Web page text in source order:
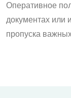
Оперативное
документах или
пропуска